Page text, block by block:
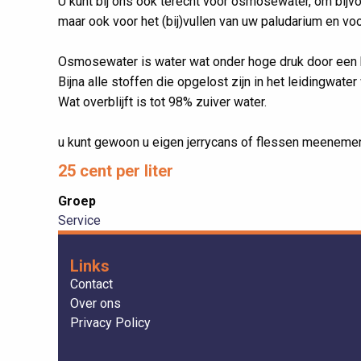
maar ook voor het (bij)vullen van uw paludarium en
Osmosewater is water wat onder hoge druk door
Bijna alle stoffen die opgelost zijn in het
Wat overblijft is tot 98% zuiver water.
u kunt gewoon u eigen jerrycans of flessen
25 cent per liter
Groep
Service
Links
Contact
Over ons
Privacy Policy